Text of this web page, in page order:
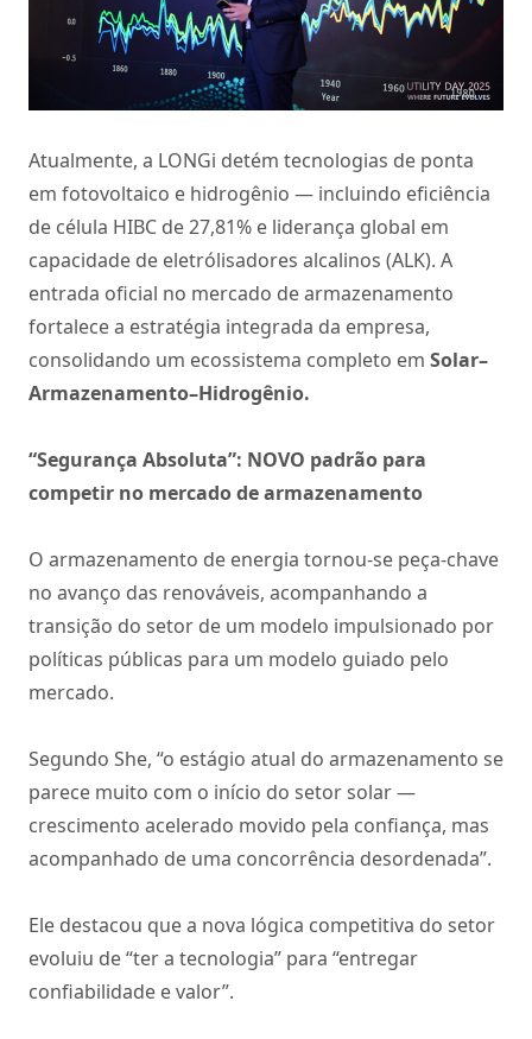
Atualmente, a LONGi detém tecnologias de ponta
em fotovoltaico e hidrogênio — incluindo eficiência
de célula HIBC de 27,81% e liderança global em
capacidade de eletrólisadores alcalinos (ALK). A
entrada oficial no mercado de armazenamento
fortalece a estratégia integrada da empresa,
consolidando um ecossistema completo em Solar–
Armazenamento–Hidrogênio.
“Segurança Absoluta”: NOVO padrão para
competir no mercado de armazenamento
O armazenamento de energia tornou-se peça-chave
no avanço das renováveis, acompanhando a
transição do setor de um modelo impulsionado por
políticas públicas para um modelo guiado pelo
mercado.
Segundo She, “o estágio atual do armazenamento se
parece muito com o início do setor solar —
crescimento acelerado movido pela confiança, mas
acompanhado de uma concorrência desordenada”.
Ele destacou que a nova lógica competitiva do setor
evoluiu de “ter a tecnologia” para “entregar
confiabilidade e valor”.